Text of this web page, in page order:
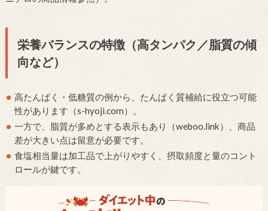
栄養バランスの特徴（高タンパク／脂質の傾
向など）
高たんぱく・低糖質の例から、たんぱく質補給に役立つ可能
性があります（s-hyoji.com）。
一方で、脂質が多めとする表示もあり（weboo.link）、商品
差が大きい点は留意が必要です。
食塩相当量は加工品で上がりやすく、摂取頻度と量のコント
ロールが鍵です。